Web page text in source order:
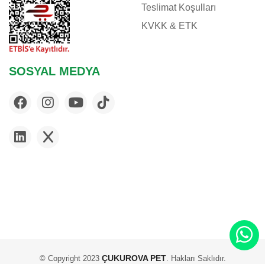
Teslimat Koşulları
KVKK & ETK
SOSYAL MEDYA
© Copyright 2023ÇUKUROVA PET. Hakları Saklıdır.